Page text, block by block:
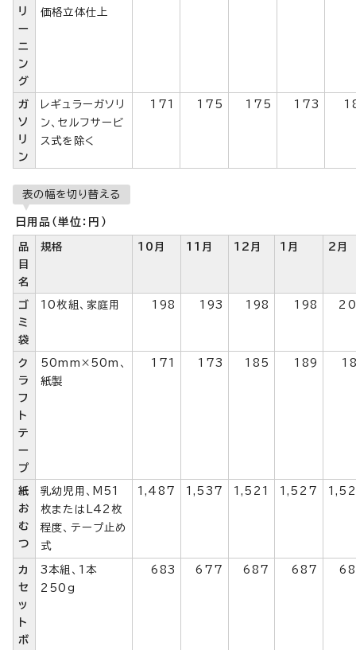
リ
ー
ニ
ン
グ
価格立体仕上
ガ
ソ
リ
ン
レギュラーガソリ
ン、セルフサービ
ス式を除く
171 175 175 173
表の幅を切り替える
日用品（単位：円）
品
目
名
規格 10月 11月 12月 1月 2月
ゴ
ミ
袋
10枚組、家庭用 198 193 198 198
ク
ラ
フ
ト
テ
ー
プ
50mm×50m、
紙製
171 173 185 189
紙
お
む
つ
乳幼児用、M51
枚またはL42枚
程度、テープ止め
式
1,487 1,537 1,521 1,527
カ
セ
ッ
ト
ボ
3本組、1本
250g
683 677 687 687